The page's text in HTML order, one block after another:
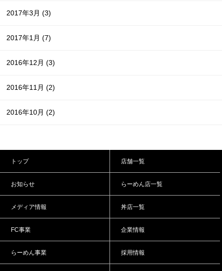
2017年3月(3)
2017年1月(7)
2016年12月(3)
2016年11月(2)
2016年10月(2)
トップ
お知らせ
メディア情報
FC事業
らーめん事業
店舗一覧
らーめん店一覧
丼店一覧
企業情報
採用情報